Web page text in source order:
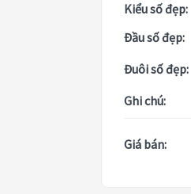
Kiểu số đẹp:
Đầu số đẹp:
Đuôi số đẹp:
Ghi chú:
Giá bán: